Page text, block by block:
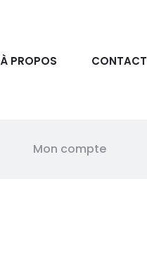
À PROPOS CONTACT
Mon compte